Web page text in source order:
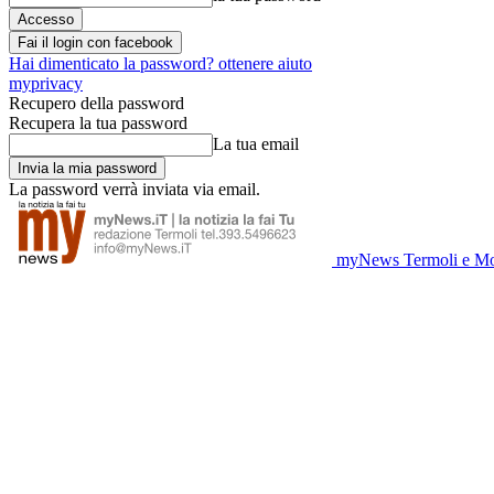
Fai il login con facebook
Hai dimenticato la password? ottenere aiuto
myprivacy
Recupero della password
Recupera la tua password
La tua email
La password verrà inviata via email.
myNews Termoli e